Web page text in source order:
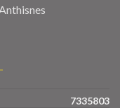
7335803